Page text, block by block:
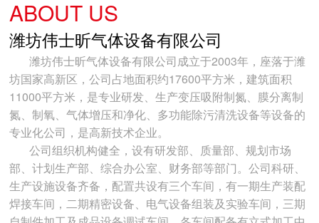
电子行业专用制氮机 医药行业用制氮机
轮胎硫化工艺用制氮机 激光切割用制氮机
ABOUT US
潍坊伟士昕气体设备有限公司
潍坊伟士昕气体设备有限公司成立于2003年，座落于潍
坊国家高新区，公司占地面积约17600平方米，建筑面积
11000平方米，是专业研发、生产变压吸附制氮、膜分离制
氮、制氧、气体增压和净化、多功能除污清洗设备等设备的
专业化公司，是高新技术企业。
公司组织机构健全，设有研发部、质量部、规划市场
部、计划生产部、综合办公室、财务部等部门。公司科研、
生产设施设备齐备，配置共设有三个车间，有一期生产装配
焊接车间，二期精密设备、电气设备组装及实验车间，三期